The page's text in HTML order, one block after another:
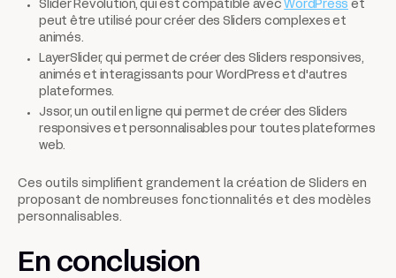
Slider Revolution, qui est compatible avecWordPress et
peut être utilisé pour créer des Sliders complexes et
animés.
LayerSlider, qui permet de créer des Sliders responsives,
animés et interagissants pour WordPress et d'autres
plateformes.
Jssor, un outil en ligne qui permet de créer des Sliders
responsives et personnalisables pour toutes plateformes
web.
Ces outils simplifient grandement la création de Sliders en
proposant de nombreuses fonctionnalités et des modèles
personnalisables.
En conclusion